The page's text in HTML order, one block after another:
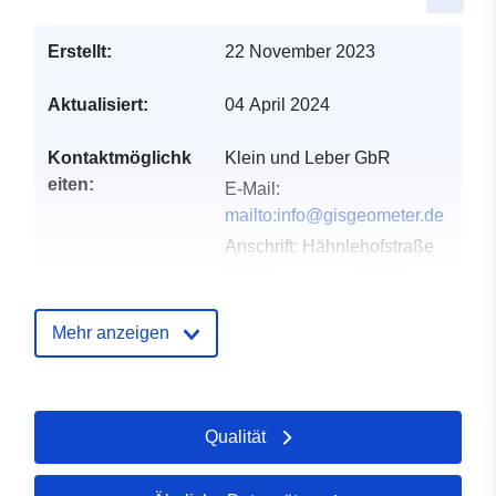
Erstellt: 22 November 2023
Aktualisiert: 04 April 2024
Kontaktmöglichk
eiten:
Klein und Leber GbR
E-Mail:
mailto:info@gisgeometer.de
Anschrift: Hähnlehofstraße
Verzeichnis der
Zu data.europa.eu hinzugefügt:
20 December 2025
Aktualisiert auf data.europa.eu:
Mehr anzeigen
Qualität